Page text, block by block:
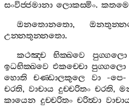
සංවිජ‍්ජමානා ලොකස‍්මිං. කතමෙ
ඔනතොනතො,
උන‍්නතුන‍්නතො.
කථඤ‍්ච
භික‍්ඛවෙ පුග‍්ගලො
ඉධභික‍්ඛවෙ එකච‍්චො පුග‍්ගලො
හොති
චණ‍්ඩාලකුලෙ වා-පෙ
චරති,වාචාය දුච‍්චරිතං චරති,
කායෙන දුච‍්චරිතං චරිත්‍වා